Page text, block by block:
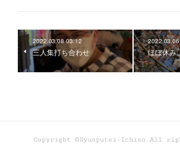
2022.03.08 03:12
三人集打ち合わせ ほぼ休み
Copyright ©Syunputei-Ichizo All